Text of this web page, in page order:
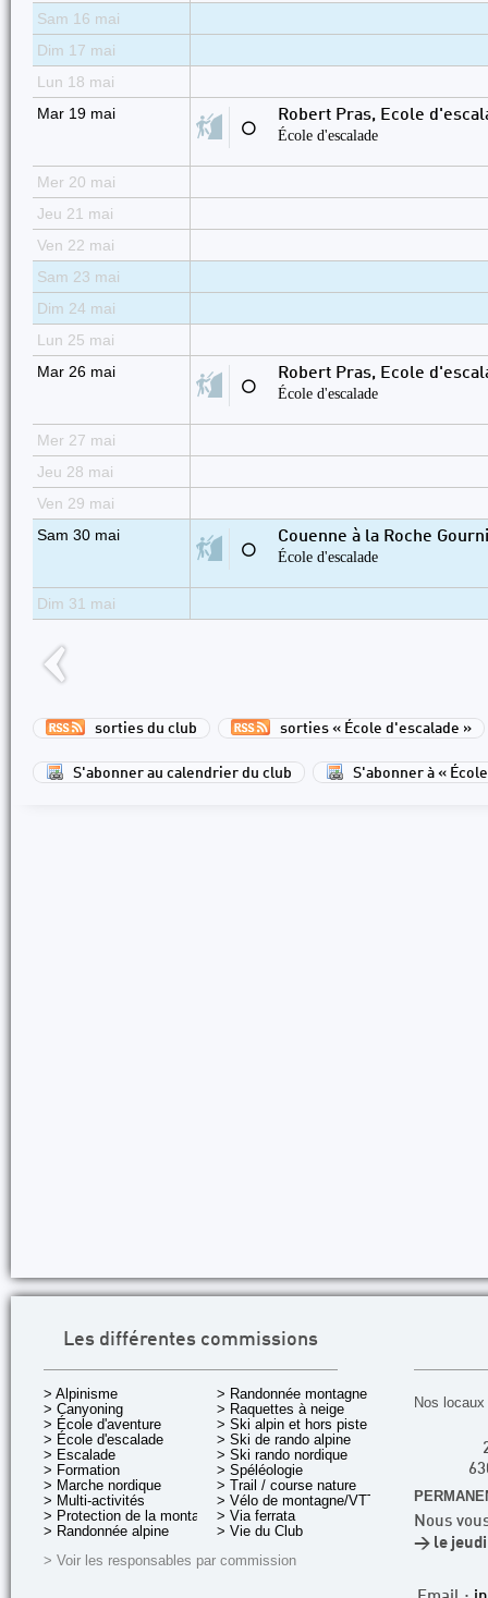
Sam 16 mai
Dim 17 mai
Lun 18 mai
Mar 19 mai
⚪
Robert Pras, Ecole
École d'escalade
Mer 20 mai
Jeu 21 mai
Ven 22 mai
Sam 23 mai
Dim 24 mai
Lun 25 mai
Mar 26 mai
⚪
Robert Pras, Ecole
École d'escalade
Mer 27 mai
Jeu 28 mai
Ven 29 mai
Sam 30 mai
⚪
Couenne à la Roche
École d'escalade
Dim 31 mai
sorties du club sorties « École d'escalade »
S'abonner au calendrier du club S'abonner à «
Les différentes commissions
> Alpinisme
> Canyoning
> École d'aventure
> École d'escalade
> Escalade
> Formation
> Marche nordique
> Multi-activités
> Protection de la montagne
> Randonnée alpine
> Randonnée montagne
> Raquettes à neige
> Ski alpin et hors piste
> Ski de rando alpine
> Ski rando nordique
> Spéléologie
> Trail / course nature
> Vélo de montagne/VTT
> Via ferrata
> Vie du Club
> Voir les responsables par commission
Nos
Nous
> le jeudi